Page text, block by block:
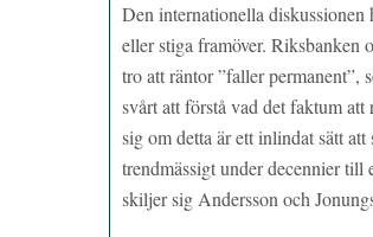
Den internationella
eller stiga framöver. Riksbanken
tro att räntor ”faller permanent”,
svårt att förstå vad det faktum att
sig om detta är ett inlindat sätt
trendmässigt under decennier till
skiljer sig Andersson och